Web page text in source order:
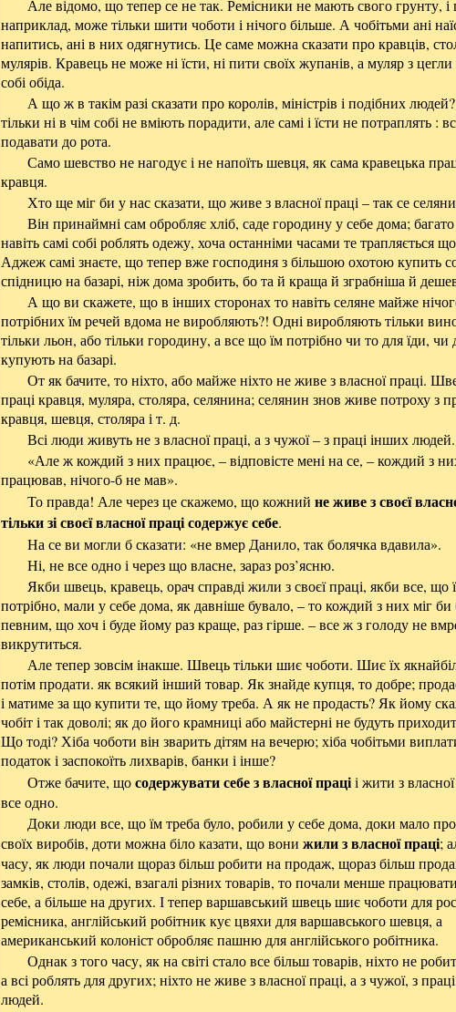
Але відомо, що тепер се не так. Ремісники не мають свого грунту, і
наприклад, може тільки шити чоботи і нічого більше. А чобітьми ані
напитись, ані в них одягнутись. Це саме можна сказати про кравців,
мулярів. Кравець не може ні їсти, ні пити своїх жупанів, а муляр з цегли
собі обіда.
А що ж в такім разі сказати про королів, міністрів і подібних
тільки ні в чім собі не вміють порадити, але самі і їсти не потраплять :
подавати до рота.
Само шевство не нагодує і не напоїть шевця, як сама кравецька
кравця.
Хто ще міг би у нас сказати, що живе з власної праці – так се
Він принаймні сам обробляє хліб, саде городину у себе дома;
навіть самі собі роблять одежу, хоча останніми часами те трапляється
Аджеж самі знаєте, що тепер вже господиня з більшою охотою купить
спідницю на базарі, ніж дома зробить, бо та й краща й зграбніша й
А що ви скажете, що в інших сторонах то навіть селяне майже
потрібних їм речей вдома не виробляють?! Одні виробляють тільки
тільки льон, або тільки городину, а все що їм потрібно чи то для їди, чи
купують на базарі.
От як бачите, то ніхто, або майже ніхто не живе з власної праці.
праці кравця, муляра, столяра, селянина; селянин знов живе потроху з
кравця, шевця, столяра і т. д.
Всі люди живуть не з власної праці, а з чужої – з праці інших людей.
«Але ж кождий з них працює, – відповісте мені на се, – кождий з
працював, нічого-б не мав».
То правда! Але через це скажемо, що кожний не живе з своєї
тільки зі своєї власної праці содержує себе.
На се ви могли б сказати: «не вмер Данило, так болячка вдавила».
Ні, не все одно і через що власне, зараз роз’ясню.
Якби швець, кравець, орач справді жили з своєї праці, якби все, що
потрібно, мали у себе дома, як давніше бувало, – то кождий з них міг би
певним, що хоч і буде йому раз краще, раз гірше. – все ж з голоду не
викрутиться.
Але тепер зовсім інакше. Швець тільки шиє чоботи. Шиє їх
потім продати. як всякий інший товар. Як знайде купця, то добре;
і матиме за що купити те, що йому треба. А як не продасть? Як йому
чобіт і так доволі; як до його крамниці або майстерні не будуть
Що тоді? Хіба чоботи він зварить дітям на вечерю; хіба чобітьми
податок і заспокоїть лихварів, банки і інше?
Отже бачите, щосодержувати себе з власної праціі жити з
все одно.
Доки люди все, що їм треба було, робили у себе дома, доки мало
своїх виробів, доти можна біло казати, що вони жили з власної праці;
часу, як люди почали щораз більш робити на продаж, щораз більш
замків, столів, одежі, взагалі різних товарів, то почали менше
себе, а більше на других. І тепер варшавський швець шиє чоботи для
ремісника, англійський робітник кує цвяхи для варшавського шевця, а
американський колоніст обробляє пашню для англійського робітника.
Однак з того часу, як на світі стало все більш товарів, ніхто не
а всі роблять для других; ніхто не живе з власної праці, а з чужої, з
людей.